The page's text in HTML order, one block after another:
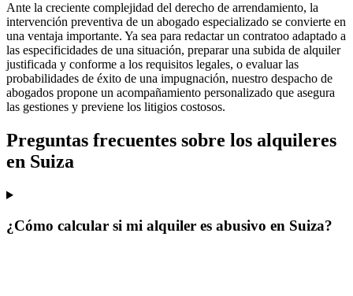
Ante la creciente complejidad del derecho de arrendamiento, la
intervención preventiva de un abogado especializado se convierte en
una ventaja importante. Ya sea para redactar un contratoo adaptado a
las especificidades de una situación, preparar una subida de alquiler
justificada y conforme a los requisitos legales, o evaluar las
probabilidades de éxito de una impugnación, nuestro despacho de
abogados propone un acompañamiento personalizado que asegura
las gestiones y previene los litigios costosos.
Preguntas frecuentes sobre los alquileres
en Suiza
¿Cómo calcular si mi alquiler es abusivo en Suiza?